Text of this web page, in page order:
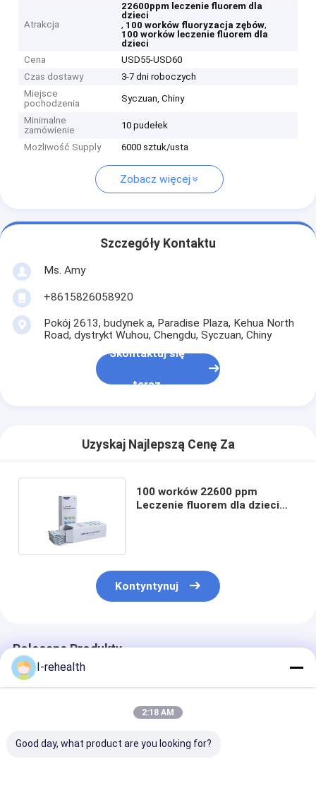
Atrakcja
22600ppm leczenie fluorem dla
dzieci
, 100 worków fluoryzacja zębów,
100 worków leczenie fluorem dla
dzieci
Cena
USD55-USD60
Czas dostawy
3-7 dni roboczych
Miejsce
pochodzenia
Syczuan, Chiny
Minimalne
zamówienie
10 pudełek
Możliwość Supply 6000 sztuk/usta
Zobacz więcej
Szczegóły Kontaktu
Ms. Amy
+8615826058920
Pokój 2613, budynek a, Paradise Plaza, Kehua North
Road, dystrykt Wuhou, Chengdu, Syczuan, Chiny
Skontaktuj się
teraz
Uzyskaj Najlepszą Cenę Za
100 worków 22600 ppm
Leczenie fluorem dla dzieci
Kontyntynuj
Polecane Produkty
I-rehealth
2:18 AM
Good day, what product are you looking for?